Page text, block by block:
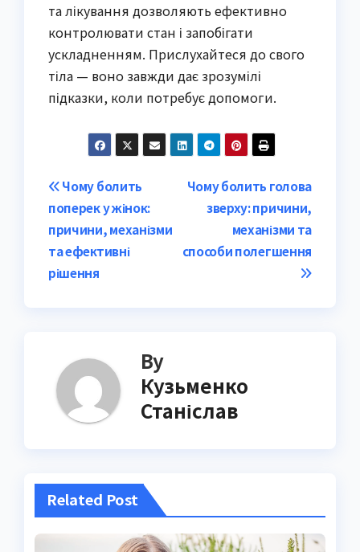
та лікування дозволяють ефективно
контролювати стан і запобігати
ускладненням. Прислухайтеся до свого
тіла — воно завжди дає зрозумілі
підказки, коли потребує допомоги.
Post
navigation
Чому болить голова
зверху: причини,
механізми та
способи полегшення
Чому болить
поперек у жінок:
причини, механізми
та ефективні
рішення
By
Кузьменко
Станіслав
Related Post